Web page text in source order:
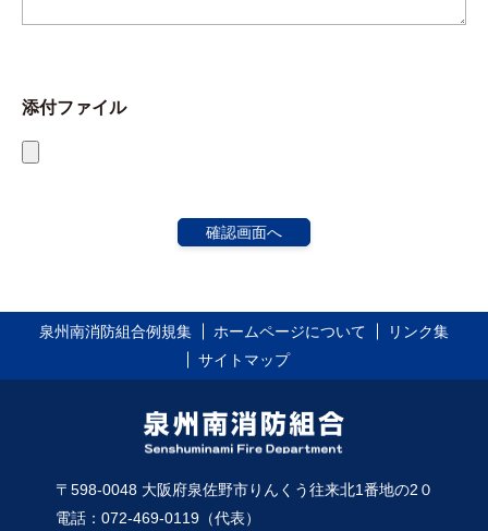
添付ファイル
泉州南消防組合例規集 ホームページについて
リンク集
サイトマップ
〒598-0048 大阪府泉佐野市りんくう往来北1番地の2０
電話：072-469-0119（代表）